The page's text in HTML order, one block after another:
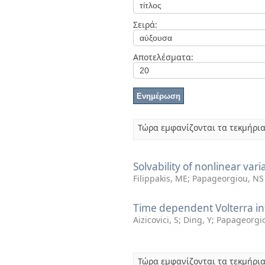
Σειρά:
Αποτελέσματα:
Τώρα εμφανίζονται τα
Solvability of nonlinear
Filippakis, ME; Papageorgiou, NS
Time dependent Volterra
Aizicovici, S; Ding, Y;
Τώρα εμφανίζονται τα